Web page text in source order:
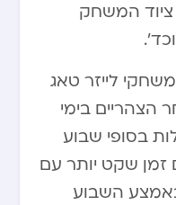
המשחק
לייזר טאג
בימי
בסופי שבוע
שקט יותר עם
השבוע